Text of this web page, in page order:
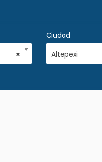
×
Ciudad
Altepexi